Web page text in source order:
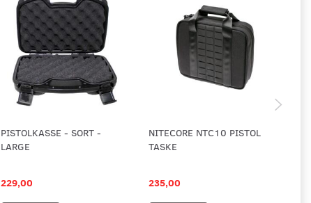
PISTOLKASSE - SORT -
LARGE
229,00
NITECORE NTC10 PISTOL
TASKE
235,00